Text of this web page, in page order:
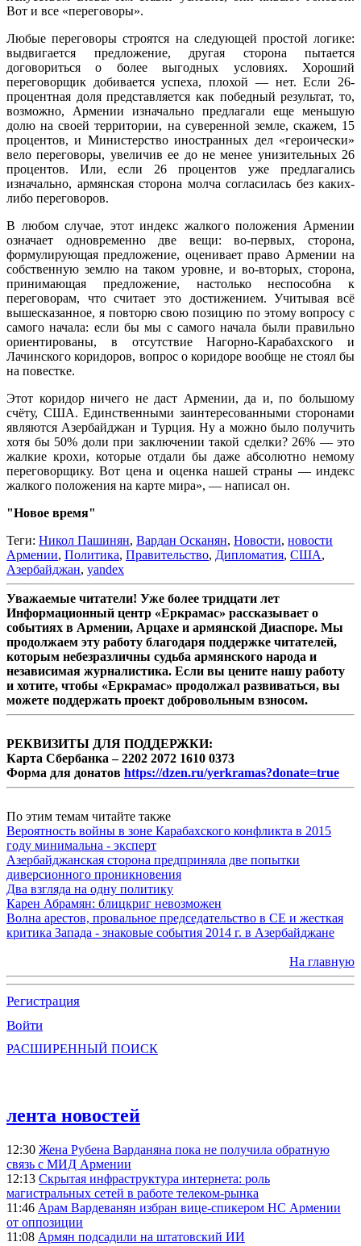
Вот и все «переговоры».
Любые переговоры строятся на следующей простой логике:
выдвигается предложение, другая сторона пытается
договориться о более выгодных условиях. Хороший
переговорщик добивается успеха, плохой — нет. Если 26-
процентная доля представляется как победный результат, то,
возможно, Армении изначально предлагали еще меньшую
долю на своей территории, на суверенной земле, скажем, 15
процентов, и Министерство иностранных дел «героически»
вело переговоры, увеличив ее до не менее унизительных 26
процентов. Или, если 26 процентов уже предлагались
изначально, армянская сторона молча согласилась без каких-
либо переговоров.
В любом случае, этот индекс жалкого положения Армении
означает одновременно две вещи: во-первых, сторона,
формулирующая предложение, оценивает право Армении на
собственную землю на таком уровне, и во-вторых, сторона,
принимающая предложение, настолько неспособна к
переговорам, что считает это достижением. Учитывая всё
вышесказанное, я повторю свою позицию по этому вопросу с
самого начала: если бы мы с самого начала были правильно
ориентированы, в отсутствие Нагорно-Карабахского и
Лачинского коридоров, вопрос о коридоре вообще не стоял бы
на повестке.
Этот коридор ничего не даст Армении, да и, по большому
счёту, США. Единственными заинтересованными сторонами
являются Азербайджан и Турция. Ну а можно было получить
хотя бы 50% доли при заключении такой сделки? 26% — это
жалкие крохи, которые отдали бы даже абсолютно немому
переговорщику. Вот цена и оценка нашей страны — индекс
жалкого положения на карте мира», — написал он.
"Новое время"
Теги: Никол Пашинян, Вардан Осканян, Новости, новости
Армении, Политика, Правительство, Дипломатия, США,
Азербайджан, yandex
Уважаемые читатели! Уже более тридцати лет
Информационный центр «Еркрамас» рассказывает о
событиях в Армении, Арцахе и армянской Диаспоре. Мы
продолжаем эту работу благодаря поддержке читателей,
которым небезразличны судьба армянского народа и
независимая журналистика. Если вы цените нашу работу
и хотите, чтобы «Еркрамас» продолжал развиваться, вы
можете поддержать проект добровольным взносом.
РЕКВИЗИТЫ ДЛЯ ПОДДЕРЖКИ:
Карта Сбербанка – 2202 2072 1610 0373
Форма для донатов https://dzen.ru/yerkramas?donate=true
По этим темам читайте также
Вероятность войны в зоне Карабахского конфликта в 2015
году минимальна - эксперт
Азербайджанская сторона предприняла две попытки
диверсионного проникновения
Два взгляда на одну политику
Карен Абрамян: блицкриг невозможен
Волна арестов, провальное председательство в СЕ и жесткая
критика Запада - знаковые события 2014 г. в Азербайджане
На главную
Регистрация
Войти
РАСШИРЕННЫЙ ПОИСК
лента новостей
12:30 Жена Рубена Варданяна пока не получила обратную
связь с МИД Армении
12:13 Скрытая инфраструктура интернета: роль
магистральных сетей в работе телеком-рынка
11:46 Арам Вардеванян избран вице-спикером НС Армении
от оппозиции
11:08 Армян подсадили на штатовский ИИ